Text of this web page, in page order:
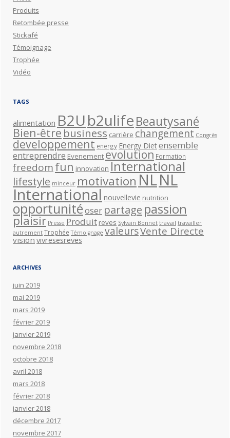
Produits
Retombée presse
Stickafé
Témoignage
Trophée
Vidéo
TAGS
alimentation B2Ub2ulifeBeautysané
Bien-êtrebusiness carrière changement Congrès
developpement energy Energy Dietensemble
entreprendre Evenement evolution Formation
freedomfun innovation International
lifestyle minceur motivationNLNL
International nouvellevie nutrition
opportunitéoser partage passion
plaisir Presse Produit reves Sylvain Bonnet travail travailler
autrement Trophée Témoignage valeursVente Directe
vision vivresesreves
ARCHIVES
juin 2019
mai 2019
mars 2019
février 2019
janvier 2019
novembre 2018
octobre 2018
avril 2018
mars 2018
février 2018
janvier 2018
décembre 2017
novembre 2017